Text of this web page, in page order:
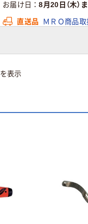
お届け日
8月20日（木）
直送品 ＭＲＯ商品取
表示